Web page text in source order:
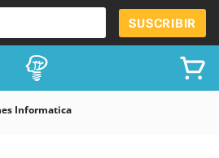
SUSCRIBIR
Informatica